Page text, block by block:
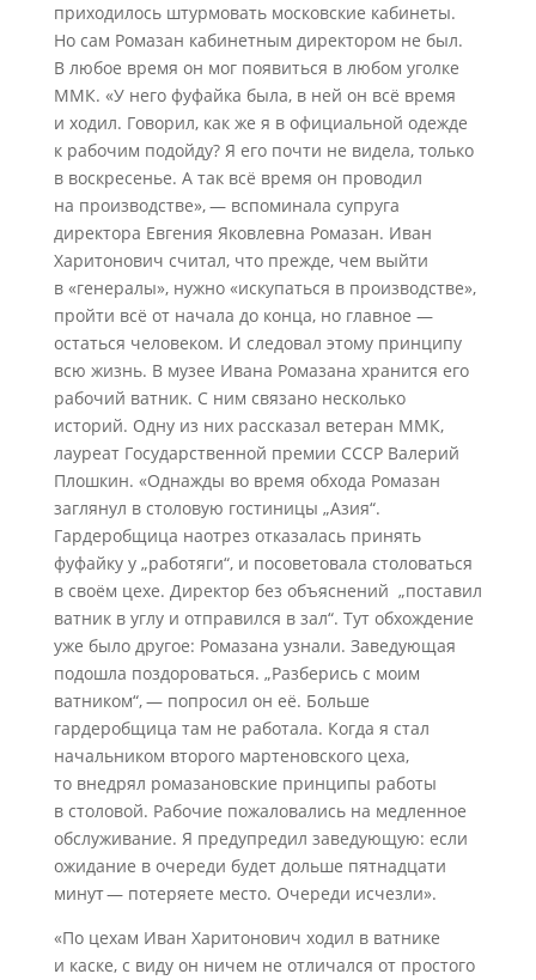
приходилось штурмовать московские кабинеты.
Но сам Ромазан кабинетным директором не был.
В любое время он мог появиться в любом уголке
ММК. «У него фуфайка была, в ней он всё время
и ходил. Говорил, как же я в официальной одежде
к рабочим подойду? Я его почти не видела, только
в воскресенье. А так всё время он проводил
на производстве», — вспоминала супруга
директора Евгения Яковлевна Ромазан. Иван
Харитонович считал, что прежде, чем выйти
в «генералы», нужно «искупаться в производстве»,
пройти всё от начала до конца, но главное —
остаться человеком. И следовал этому принципу
всю жизнь. В музее Ивана Ромазана хранится его
рабочий ватник. С ним связано несколько
историй. Одну из них рассказал ветеран ММК,
лауреат Государственной премии СССР Валерий
Плошкин. «Однажды во время обхода Ромазан
заглянул в столовую гостиницы „Азия“.
Гардеробщица наотрез отказалась принять
фуфайку у „работяги“, и посоветовала столоваться
в своём цехе. Директор без объяснений „поставил
ватник в углу и отправился в зал“. Тут обхождение
уже было другое: Ромазана узнали. Заведующая
подошла поздороваться. „Разберись с моим
ватником“, — попросил он её. Больше
гардеробщица там не работала. Когда я стал
начальником второго мартеновского цеха,
то внедрял ромазановские принципы работы
в столовой. Рабочие пожаловались на медленное
обслуживание. Я предупредил заведующую: если
ожидание в очереди будет дольше пятнадцати
минут — потеряете место. Очереди исчезли».
«По цехам Иван Харитонович ходил в ватнике
и каске, с виду он ничем не отличался от простого